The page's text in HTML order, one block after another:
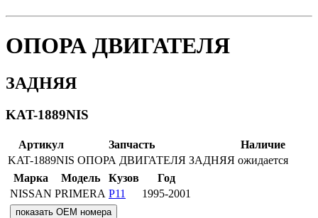
ОПОРА ДВИГАТЕЛЯ
ЗАДНЯЯ
KAT-1889NIS
Артикул Запчасть
Наличие
KAT-1889NIS ОПОРА ДВИГАТЕЛЯ ЗАДНЯЯ ожидается
Марка
Модель Кузов
Год
NISSAN PRIMERA P11 1995-2001
показать OEM номера